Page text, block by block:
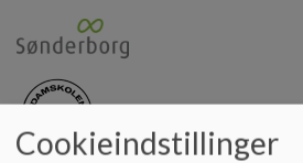
Cookieindstillinger